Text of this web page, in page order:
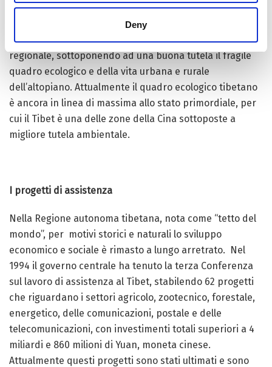
Deny
Tenendo in gran conto la costruzione ecologica, il Tibet
ha stabilito 18 aree di tutela naturale di livello nazionale
e provinciale che occupano il 33,9% della superficie
regionale, sottoponendo ad una buona tutela il fragile
quadro ecologico e della vita urbana e rurale
dell’altopiano. Attualmente il quadro ecologico tibetano
è ancora in linea di massima allo stato primordiale, per
cui il Tibet è una delle zone della Cina sottoposte a
migliore tutela ambientale.
I progetti di assistenza
Nella Regione autonoma tibetana, nota come “tetto del
mondo”, per motivi storici e naturali lo sviluppo
economico e sociale è rimasto a lungo arretrato. Nel
1994 il governo centrale ha tenuto la terza Conferenza
sul lavoro di assistenza al Tibet, stabilendo 62 progetti
che riguardano i settori agricolo, zootecnico, forestale,
energetico, delle comunicazioni, postale e delle
telecomunicazioni, con investimenti totali superiori a 4
miliardi e 860 milioni di Yuan, moneta cinese.
Attualmente questi progetti sono stati ultimati e sono